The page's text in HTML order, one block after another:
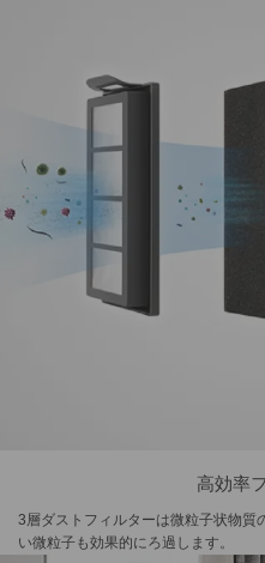
高効率
3層ダストフィルターは微粒子状物質
い微粒子も効果的にろ過します。